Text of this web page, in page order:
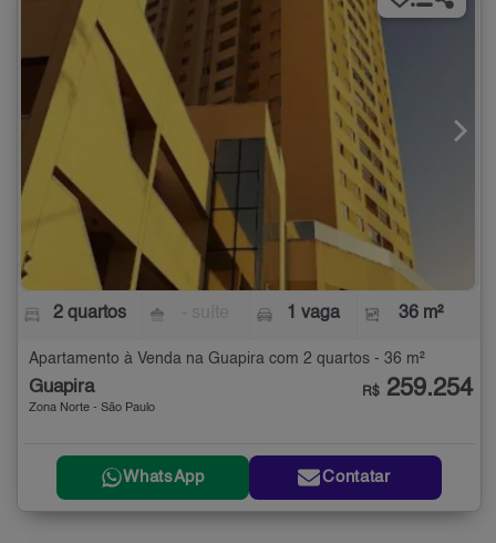
2 quartos 1 vaga 36 m²
Apartamento à Venda na Guapira com 2 quartos - 36 m²
Guapira
Zona Norte - São Paulo
R$ 259.254
WhatsApp Contatar